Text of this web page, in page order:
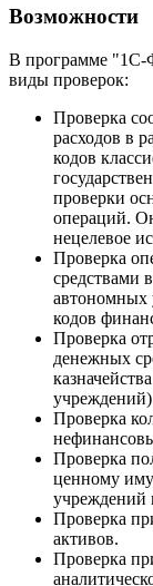
Возможности
В программе "1С-
виды проверок:
Проверка
расходов в
кодов
проверки
операций.
нецелевое
Проверка
средствами
кодов
Проверка
денежных
Проверка
Проверка
ценному
Проверка
активов.
Проверка